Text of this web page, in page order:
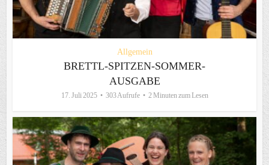
Allgemein
BRETTL-SPITZEN-SOMMER-
AUSGABE
17. Juli 2025 303 Aufrufe 2 Minuten zum Lesen